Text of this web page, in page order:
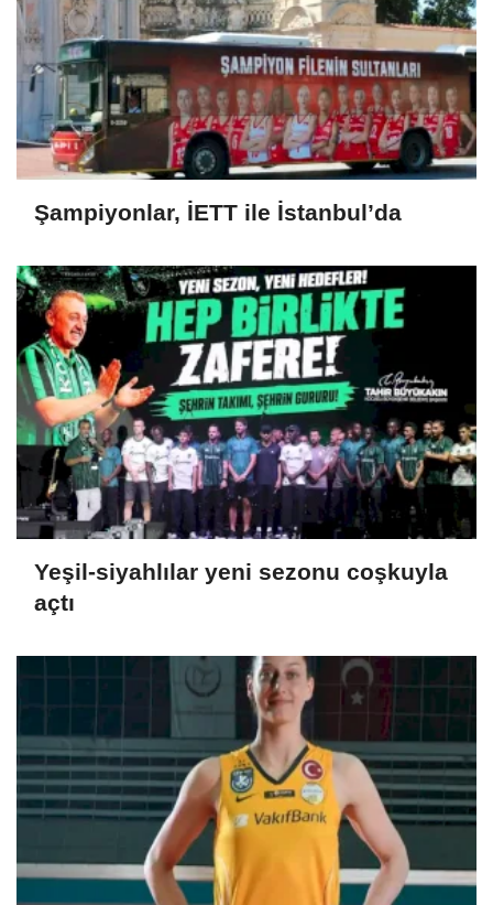
Şampiyonlar, İETT ile İstanbul’da
Yeşil-siyahlılar yeni sezonu coşkuyla
açtı